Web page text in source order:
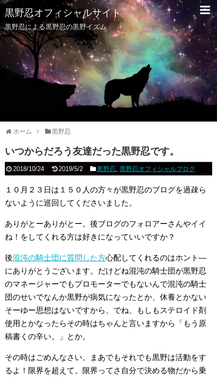
黒野忍オフィシャルサイト
黒野忍による黒野忍の黒野イズム
ホーム 黒野忍
いつからだろう友達だった黒野忍です。
2018/10/24 2019/5/2 黒野忍,黒野忍オフィシャルブログ
１０月２３日は１５０人の方々が黒野忍のブログを過疎ら
ないように巡回してくださいました。
ありがとーありがとー。後ブログのフォロアーさんやイイ
ね！をしてくれる方は好きになっていいですか？
後混沌の騎士団に質問した方心配してくれるのはホント―
にありがとうございます。だけどね混沌の騎士団が黒野忍
のマネージャーでもプロモーターでもないんで混沌の騎士
団のせいでなんか黒野が病気になったとか、休養とかない
そーゆー思想はないですから、でね、もしもステロイド剤
使用とかなったらその時はちゃんと言いますから「もう原
稿書くの辛い。」とか。
その時はごめんなさい。まあでもそれでも黒野は活動をす
るよ！限界を超えて。限界ってさ自分で決める物だから乗